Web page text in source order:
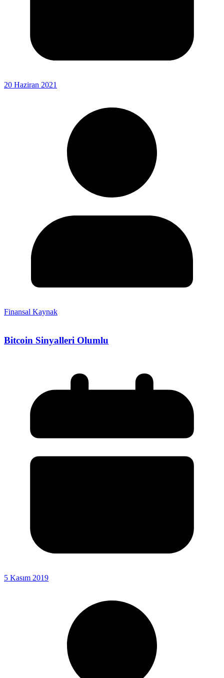
20 Haziran 2021
Finansal Kaynak
Bitcoin Sinyalleri Olumlu
5 Kasım 2019